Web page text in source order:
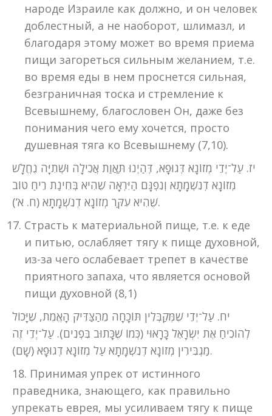
народе Израиле как должно, и он человек
доблестный, а не наоборот, шлимазл, и
благодаря этому может во время приема
пищи загореться сильным желанием, т.е.
во время еды в нем проснется сильная,
безграничная тоска и стремление к
Всевышнему, благословен Он, даже без
понимания чего ему хочется, просто
душевная тяга ко Всевышнему (7,10).
יז. עַל־יְדֵי מְזוֹנָא דְּגוּפָא, דְּהַיְנוּ תַּאֲוַת אֲכִילָה וּשְׁתִיָּה נֶחֱלָשׁ
מְזוֹנָא דְנִשְׁמָתָא וְנִפְגָּם הַיִּרְאָה שֶׁהִיא בְּחִינַת רֵיחַ טוֹב
שֶׁהִיא עִקַּר מְזוֹנָא דְנִשְׁמָתָא (ח. א’).
Страсть к материальной пище, т.е. к еде
и питью, ослабляет тягу к пище духовной,
из-за чего ослабевает трепет в качестве
приятного запаха, что является основой
пищи духовной (8,1)
יח. עַל־יְדֵי שֶׁמְּקַבְּלִין תּוֹכָחָה מֵהַצַּדִּיק הָאֱמֶת, שֶׁיָּכוֹל
לְהוֹכִיחַ אֶת יִשְׂרָאֵל כָּרָאוּי (כְּמוֹ שֶׁכָּתוּב בִּפְנִים). עַל־יְדֵי זֶה
מַגְבִּירִין מְזוֹנָא דְנִשְׁמָתָא עַל מְזוֹנָא דְגוּפָא (שָׁם).
18. Принимая упрек от истинного
праведника, знающего, как правильно
упрекать еврея, мы усиливаем тягу к пище